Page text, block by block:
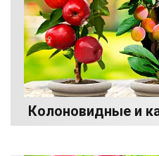
Колоновидные и